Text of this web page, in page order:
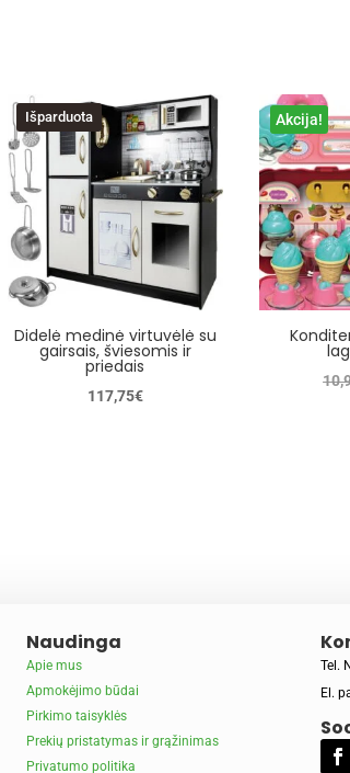
Išparduota
Didelė medinė virtuvėlė su
gairsais, šviesomis ir
priedais
117,75€
Akcija!
Naudinga
Apie mus
Apmokėjimo būdai
Pirkimo taisyklės
Prekių pristatymas ir grąžinimas
Privatumo politika
Tel.
El.